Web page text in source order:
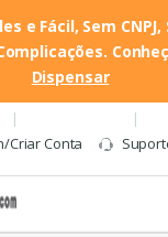
Criar Conta
e Fácil, Sem
Dispensar